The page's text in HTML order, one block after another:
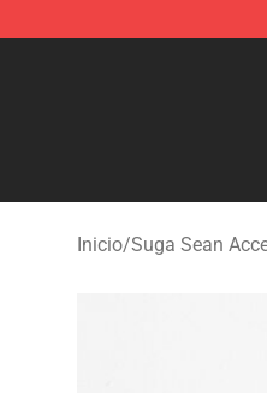
Suga Sean Shop -
Inicio/Suga Sean